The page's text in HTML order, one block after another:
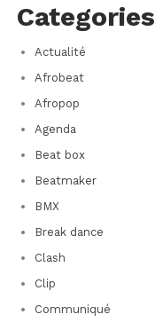
Categories
Actualité
Afrobeat
Afropop
Agenda
Beat box
Beatmaker
BMX
Break dance
Clash
Clip
Communiqué